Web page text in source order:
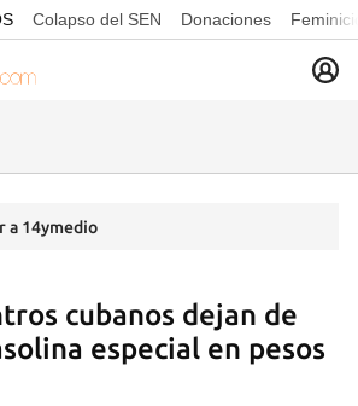
Colapso del SEN Donaciones
a 14ymedio
cubanos dejan de
especial en pesos